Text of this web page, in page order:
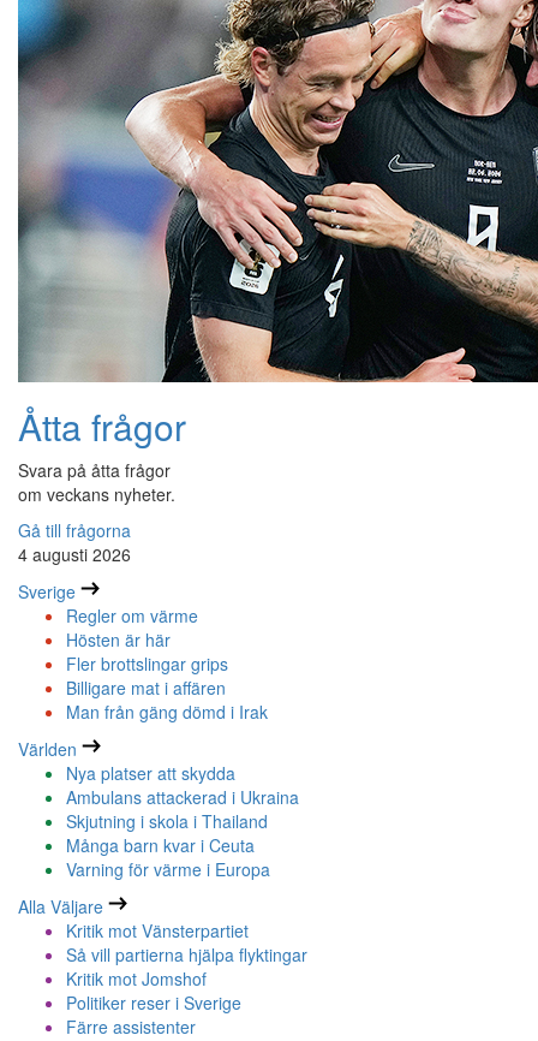
Åtta frågor
Svara på åtta frågor
om veckans nyheter.
Gå till frågorna
4 augusti 2026
Sverige
Regler om värme
Hösten är här
Fler brottslingar grips
Billigare mat i affären
Man från gäng dömd i Irak
Världen
Nya platser att skydda
Ambulans attackerad i Ukraina
Skjutning i skola i Thailand
Många barn kvar i Ceuta
Varning för värme i Europa
Alla Väljare
Kritik mot Vänsterpartiet
Så vill partierna hjälpa flyktingar
Kritik mot Jomshof
Politiker reser i Sverige
Färre assistenter